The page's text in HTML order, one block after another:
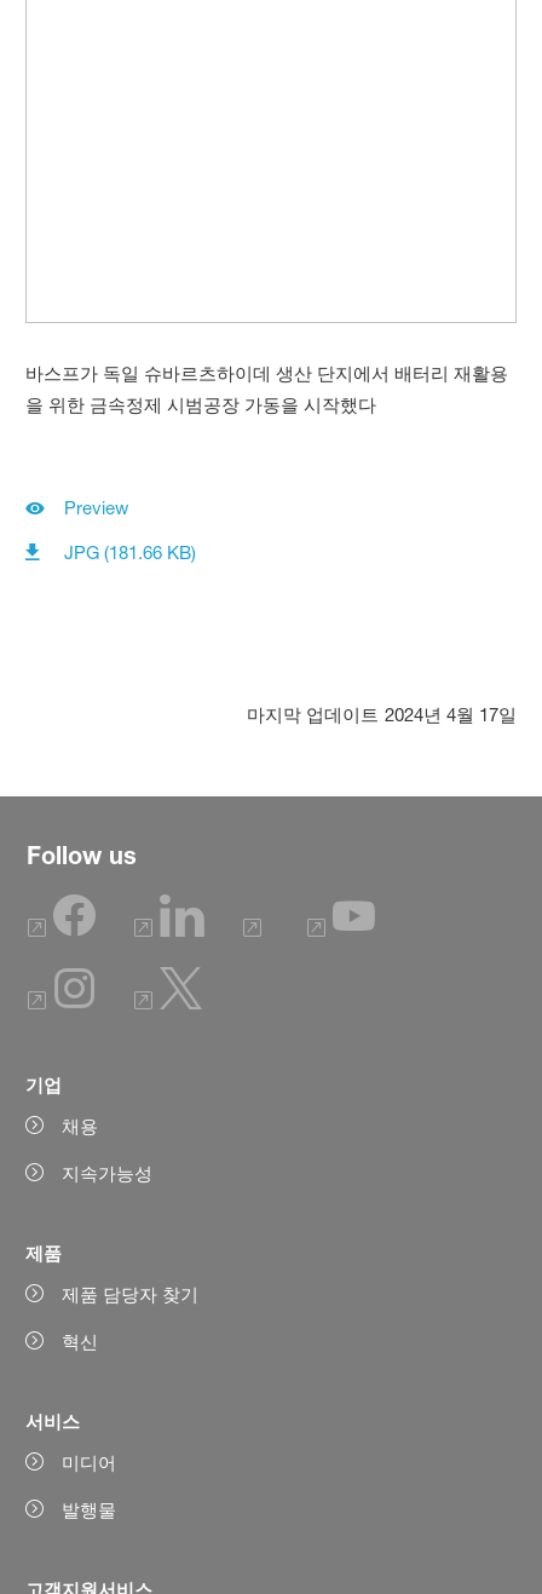
바스프가 독일 슈바르츠하이데 생산 단지에서 배터리 재활용
을 위한 금속정제 시범공장 가동을 시작했다
Preview
JPG (181.66 KB)
마지막 업데이트 2024년 4월 17일
Follow us
기업
채용
지속가능성
제품
제품 담당자 찾기
혁신
서비스
미디어
발행물
고객지원서비스